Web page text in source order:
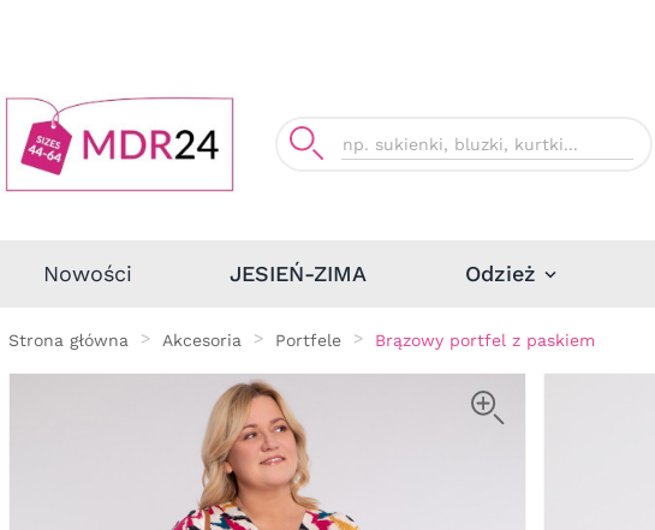
Nowości JESIEŃ-ZIMA Odzież
Strona główna Akcesoria Portfele Brązowy portfel z paskiem